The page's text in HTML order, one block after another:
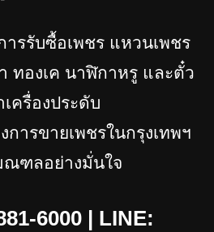
ารรับซื้อเพชร แหวนเพชร
ทองเค นาฬิกาหรู และตั๋ว
เครื่องประดับ
ารขายเพชรในกรุงเทพฯ
ณฑลอย่างมั่นใจ
6000 | LINE: